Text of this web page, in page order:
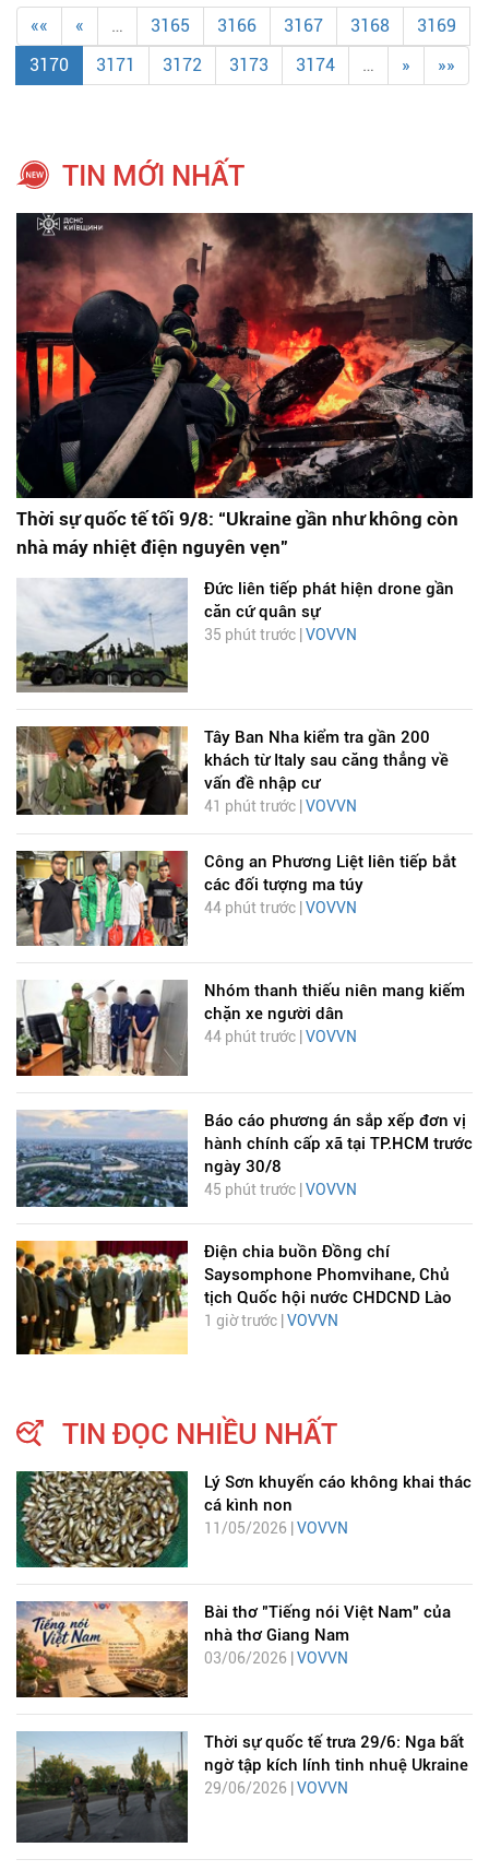
«« « … 3165 3166 3167 3168
3169
3170
3171 3172 3173 3174 … » »»
TIN MỚI NHẤT
Thời sự quốc tế tối 9/8: “Ukraine gần như không còn
nhà máy nhiệt điện nguyên vẹn”
Đức liên tiếp phát hiện drone gần
căn cứ quân sự
35 phút trước | VOVVN
Tây Ban Nha kiểm tra gần 200
khách từ Italy sau căng thẳng về
vấn đề nhập cư
41 phút trước | VOVVN
Công an Phương Liệt liên tiếp bắt
các đối tượng ma túy
44 phút trước | VOVVN
Nhóm thanh thiếu niên mang kiếm
chặn xe người dân
44 phút trước | VOVVN
Báo cáo phương án sắp xếp đơn vị
hành chính cấp xã tại TP.HCM trước
ngày 30/8
45 phút trước | VOVVN
Điện chia buồn Đồng chí
Saysomphone Phomvihane, Chủ
tịch Quốc hội nước CHDCND Lào
1 giờ trước | VOVVN
TIN ĐỌC NHIỀU NHẤT
Lý Sơn khuyến cáo không khai thác
cá kình non
11/05/2026 | VOVVN
Bài thơ "Tiếng nói Việt Nam" của
nhà thơ Giang Nam
03/06/2026 | VOVVN
Thời sự quốc tế trưa 29/6: Nga bất
ngờ tập kích lính tinh nhuệ Ukraine
29/06/2026 | VOVVN